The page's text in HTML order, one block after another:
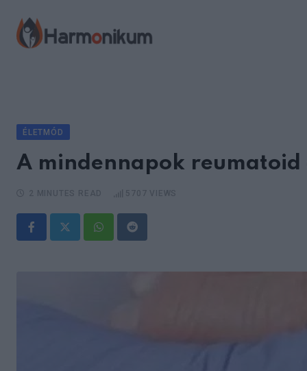
content
ÉLETMÓD
A mindennapok
WhatsappReddit